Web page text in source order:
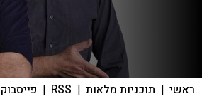
ראשי | תוכניות מלאות |
RSS
| פייסבוק